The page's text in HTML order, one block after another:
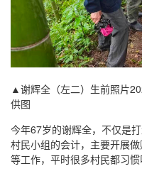
▲谢辉全（左二）生前照片
供图
今年67岁的谢辉全，不仅是
村民小组的会计，主要开展
等工作，平时很多村民都习惯